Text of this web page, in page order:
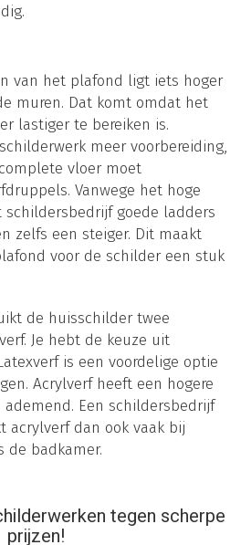
van het plafond ligt iets hoger
muren. Dat komt omdat het
lastiger te bereiken is.
meer voorbereiding,
vloer moet
Vanwege het hoge
goede ladders
zelfs een steiger. Dit maakt
voor de schilder een stuk
de huisschilder twee
Je hebt de keuze uit
is een voordelige optie
Acrylverf heeft een hogere
Een schildersbedrijf
acrylverf dan ook vaak bij
de badkamer.
tegen scherpe
prijzen!